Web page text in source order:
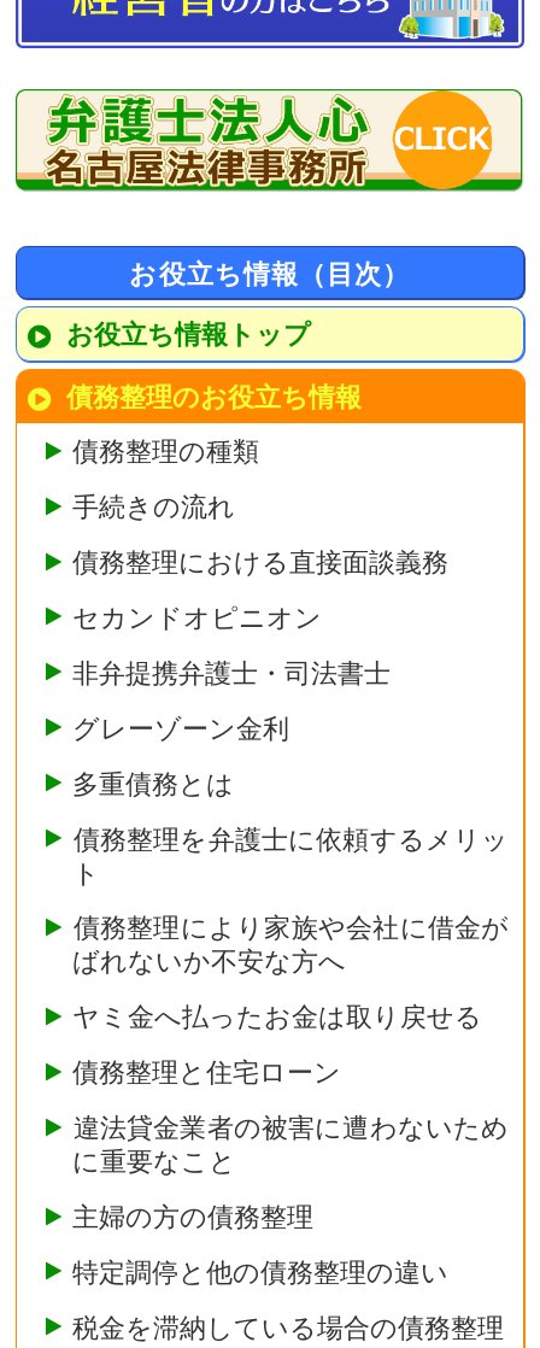
お役立ち情報（目次）
お役立ち情報トップ
債務整理のお役立ち情報
債務整理の種類
手続きの流れ
債務整理における直接面談義務
セカンドオピニオン
非弁提携弁護士・司法書士
グレーゾーン金利
多重債務とは
債務整理を弁護士に依頼するメリッ
ト
債務整理により家族や会社に借金が
ばれないか不安な方へ
ヤミ金へ払ったお金は取り戻せる
債務整理と住宅ローン
違法貸金業者の被害に遭わないため
に重要なこと
主婦の方の債務整理
特定調停と他の債務整理の違い
税金を滞納している場合の債務整理